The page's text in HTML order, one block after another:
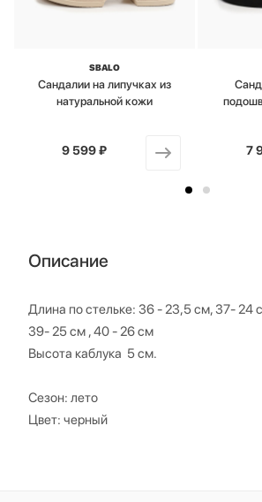
SBALO
Сандалии на липучках из
натуральной кожи
от
9 599 ₽ 7
Описание
Длина по стельке: 36 - 23,5 см, 37- 24
39- 25 см , 40 - 26 см
Высота каблука 5 см.
Сезон: лето
Цвет: черный